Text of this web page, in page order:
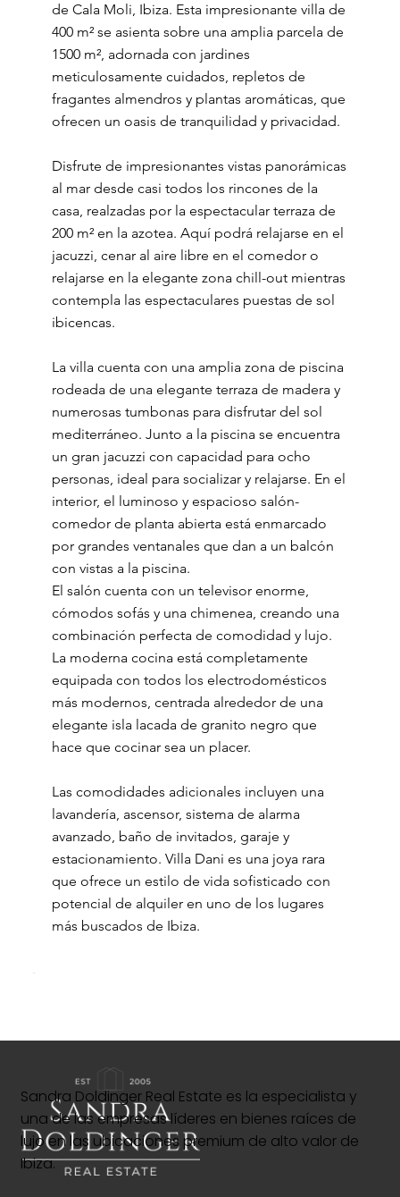
de Cala Moli, Ibiza. Esta impresionante villa de
400 m² se asienta sobre una amplia parcela de
1500 m², adornada con jardines
meticulosamente cuidados, repletos de
fragantes almendros y plantas aromáticas, que
ofrecen un oasis de tranquilidad y privacidad.
Disfrute de impresionantes vistas panorámicas
al mar desde casi todos los rincones de la
casa, realzadas por la espectacular terraza de
200 m² en la azotea. Aquí podrá relajarse en el
jacuzzi, cenar al aire libre en el comedor o
relajarse en la elegante zona chill-out mientras
contempla las espectaculares puestas de sol
ibicencas.
La villa cuenta con una amplia zona de piscina
rodeada de una elegante terraza de madera y
numerosas tumbonas para disfrutar del sol
mediterráneo. Junto a la piscina se encuentra
un gran jacuzzi con capacidad para ocho
personas, ideal para socializar y relajarse. En el
interior, el luminoso y espacioso salón-
comedor de planta abierta está enmarcado
por grandes ventanales que dan a un balcón
con vistas a la piscina.
El salón cuenta con un televisor enorme,
cómodos sofás y una chimenea, creando una
combinación perfecta de comodidad y lujo.
La moderna cocina está completamente
equipada con todos los electrodomésticos
más modernos, centrada alrededor de una
elegante isla lacada de granito negro que
hace que cocinar sea un placer.
Las comodidades adicionales incluyen una
lavandería, ascensor, sistema de alarma
avanzado, baño de invitados, garaje y
estacionamiento. Villa Dani es una joya rara
que ofrece un estilo de vida sofisticado con
potencial de alquiler en uno de los lugares
más buscados de Ibiza.
Sandra Doldinger Real Estate es la especialista y
una de las empresas líderes en bienes raíces de
lujo en las ubicaciones premium de alto valor de
Ibiza.